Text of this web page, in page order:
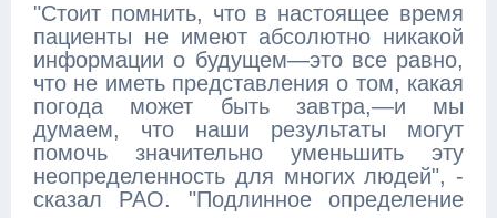
"Стоит помнить, что в настоящее время
пациенты не имеют абсолютно никакой
информации о будущем—это все равно,
что не иметь представления о том, какая
погода может быть завтра,—и мы
думаем, что наши результаты могут
помочь значительно уменьшить эту
неопределенность для многих людей", -
сказал РАО. "Подлинное определение